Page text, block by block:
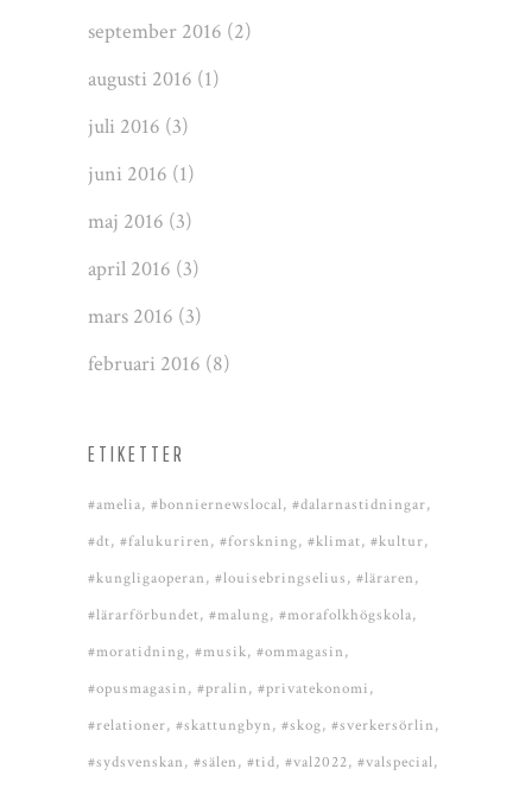
september 2016 (2)
augusti 2016 (1)
juli 2016 (3)
juni 2016 (1)
maj 2016 (3)
april 2016 (3)
mars 2016 (3)
februari 2016 (8)
ETIKETTER
#amelia #bonniernewslocal #dalarnastidningar
#dt #falukuriren #forskning #klimat #kultur
#kungligaoperan #louisebringselius #läraren
#lärarförbundet #malung #morafolkhögskola
#moratidning #musik #ommagasin
#opusmagasin #pralin #privatekonomi
#relationer #skattungbyn #skog #sverkersörlin
#sydsvenskan #sälen #tid #val2022 #valspecial